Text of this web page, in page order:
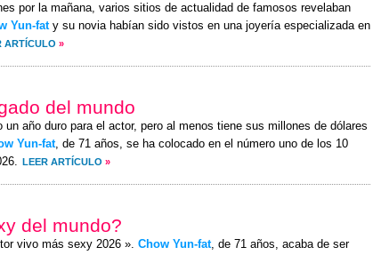
por la mañana, varios sitios de actualidad de famosos revelaban
Yun-faty su novia habían sido vistos en una joyería especializada en
ARTÍCULO »
del mundo
un año duro para el actor, pero al menos tiene sus millones de dólares
Yun-fat, de 71 años, se ha colocado en el número uno de los 10
LEER ARTÍCULO »
del mundo?
vivo más sexy 2026 ». Chow Yun-fat, de 71 años, acaba de ser